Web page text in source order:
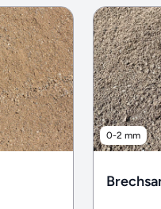
0-2 mm